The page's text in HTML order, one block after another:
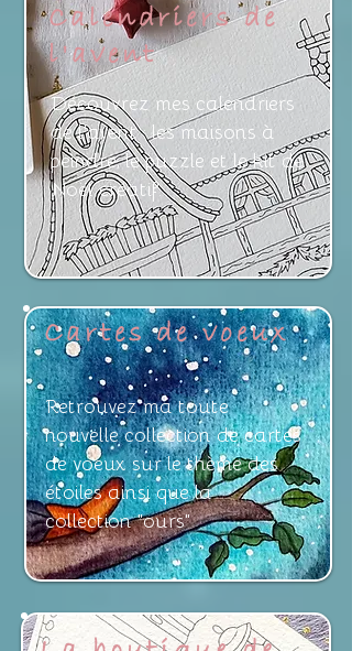
Calendriers de
l'avent
Découvrez mes calendriers
de l'avent : les maisons à
peindre, le puzzle et le kit de
Noël créatif.
Cartes de voeux
Retrouvez ma toute
nouvelle collection de cartes
de voeux sur le thème des
étoiles ainsi que la
collection "ours"